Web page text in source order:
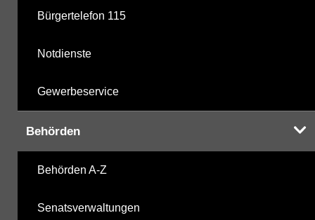
Bürgertelefon 115
Notdienste
Gewerbeservice
Behörden
Behörden A-Z
Senatsverwaltungen